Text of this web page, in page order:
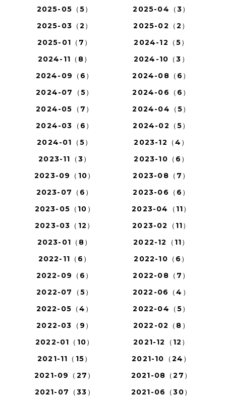
2025-05（5）
2025-04（3）
2025-03（2）
2025-02（2）
2025-01（7）
2024-12（5）
2024-11（8）
2024-10（3）
2024-09（6）
2024-08（6）
2024-07（5）
2024-06（6）
2024-05（7）
2024-04（5）
2024-03（6）
2024-02（5）
2024-01（5）
2023-12（4）
2023-11（3）
2023-10（6）
2023-09（10）
2023-08（7）
2023-07（6）
2023-06（6）
2023-05（10）
2023-04（11）
2023-03（12）
2023-02（11）
2023-01（8）
2022-12（11）
2022-11（6）
2022-10（6）
2022-09（6）
2022-08（7）
2022-07（5）
2022-06（4）
2022-05（4）
2022-04（5）
2022-03（9）
2022-02（8）
2022-01（10）
2021-12（12）
2021-11（15）
2021-10（24）
2021-09（27）
2021-08（27）
2021-07（33）
2021-06（30）